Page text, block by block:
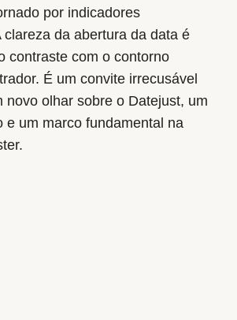
por indicadores
clareza da abertura da data é
contraste com o contorno
É um convite irrecusável
novo olhar sobre o Datejust, um
e um marco fundamental na